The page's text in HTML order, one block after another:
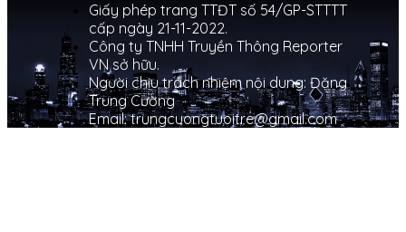
Giấy phép trang TTĐT số 54/GP-STTTT
cấp ngày 21-11-2022.
Công ty TNHH Truyền Thông Reporter
VN sở hữu.
Người chịu trách nhiệm nội dung: Đặng
Trung Cường
Email: trungcuongtuoitre@gmail.com